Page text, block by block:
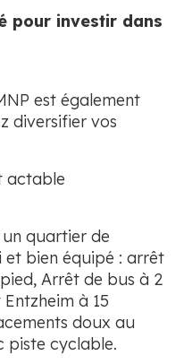
pour investir dans
est également
diversifier vos
actable
quartier de
et bien équipé : arrêt
Arrêt de bus à 2
à 15
doux au
piste cyclable.